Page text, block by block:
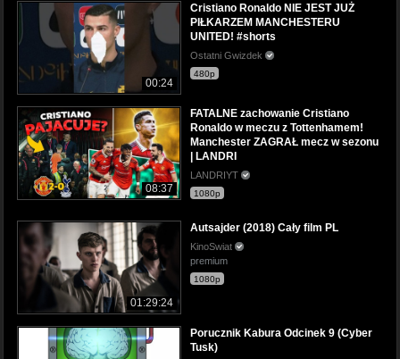
00:24
Cristiano Ronaldo NIE JEST JUŻ
PIŁKARZEM MANCHESTERU
UNITED! #shorts
Ostatni Gwizdek
480p
08:37
FATALNE zachowanie Cristiano
Ronaldo w meczu z Tottenhamem!
Manchester ZAGRAŁ mecz w sezonu
| LANDRI
LANDRIYT
1080p
01:29:24
Autsajder (2018) Cały film PL
KinoSwiat
premium
1080p
Porucznik Kabura Odcinek 9 (Cyber
Tusk)